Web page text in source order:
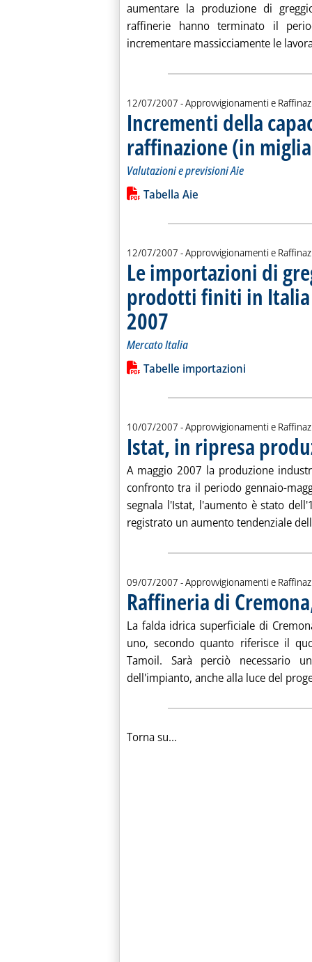
aumentare la produzione di
raffinerie hanno terminato il
incrementare massicciamente le
12/07/2007 - Approvvigionamenti e
Incrementi della
raffinazione (in
Valutazioni e previsioni Aie
Leggi tutta la notizia: 'Incrementi
Lista allegati PDF alla notizia
Tabella Aie
12/07/2007 - Approvvigionamenti e
Le importazioni di
prodotti finiti in
2007
Mercato Italia
Leggi tutta la notizia: 'Le
Lista allegati PDF alla notizia
Tabelle importazioni
10/07/2007 - Approvvigionamenti e
Istat, in ripresa
A maggio 2007 la produzione
confronto tra il periodo gennaio-
segnala l'Istat, l'aumento è stato
registrato un aumento tendenziale
09/07/2007 - Approvvigionamenti e
Raffineria di
La falda idrica superficiale di
uno, secondo quanto riferisce il
Tamoil. Sarà perciò necessario
dell'impianto, anche alla luce del
Torna su...